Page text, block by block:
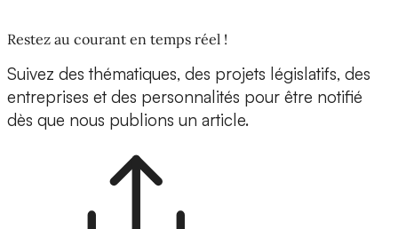
Restez au courant en temps réel !
Suivez des thématiques, des projets législatifs, des
entreprises et des personnalités pour être notifié
dès que nous publions un article.